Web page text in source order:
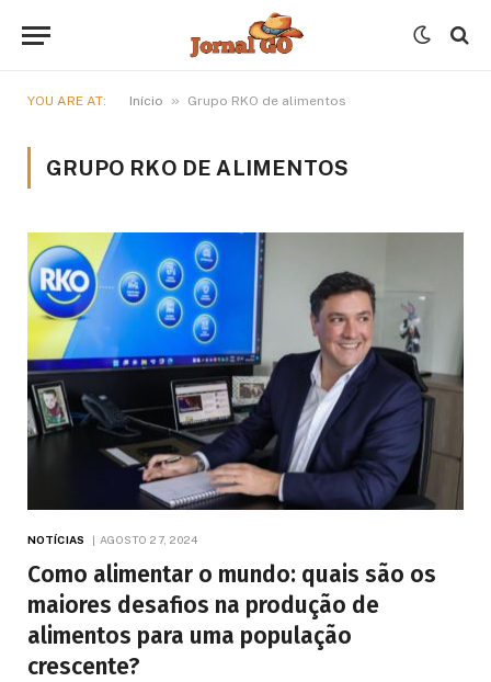
YOU ARE AT: Início » Grupo RKO de alimentos
GRUPO RKO DE ALIMENTOS
NOTÍCIAS AGOSTO 27, 2024
Como alimentar o mundo: quais são os
maiores desafios na produção de
alimentos para uma população
crescente?